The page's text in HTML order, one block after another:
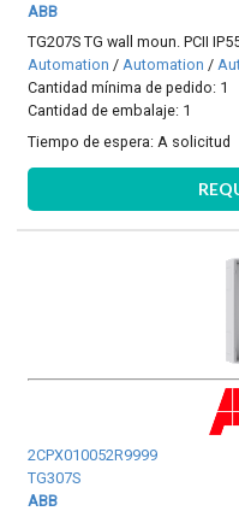
ABB
TG207S TG wall moun. PCII
Automation /Automation /
Cantidad mínima de pedido: 1
Cantidad de embalaje: 1
Tiempo de espera: A solicitud
2CPX010052R9999
TG307S
ABB